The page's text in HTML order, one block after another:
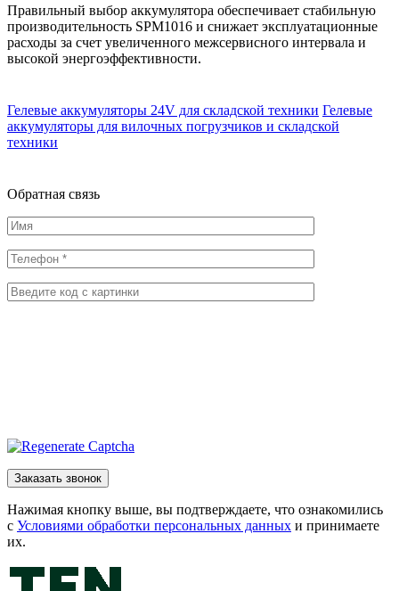
Правильный выбор аккумулятора обеспечивает стабильную
производительность SPM1016 и снижает эксплуатационные
расходы за счет увеличенного межсервисного интервала и
высокой энергоэффективности.
Гелевые аккумуляторы 24V для складской техники Гелевые
аккумуляторы для вилочных погрузчиков и складской
техники
Обратная связь
Нажимая кнопку выше, вы подтверждаете, что ознакомились
с Условиями обработки персональных данных и принимаете
их.